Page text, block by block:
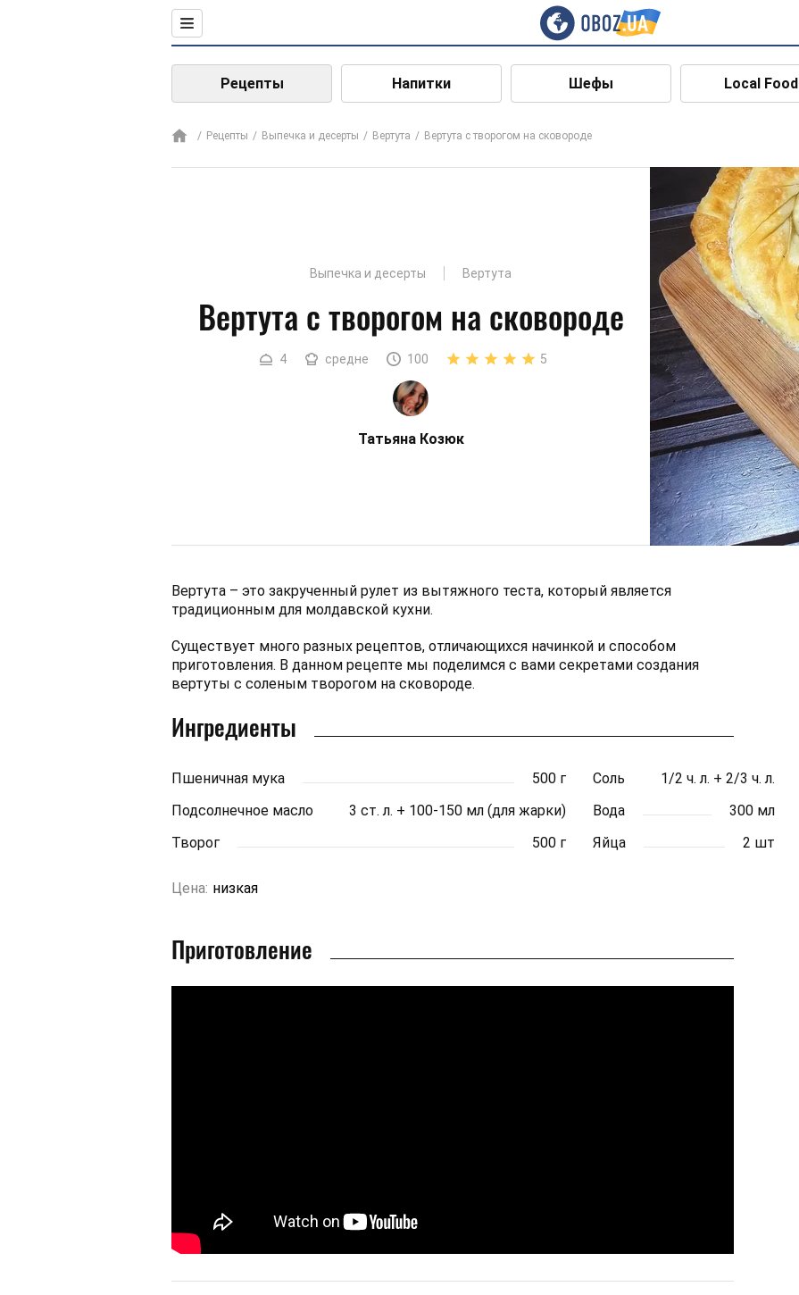
Рецепты Напитки Шефы Local Food
Рецепты Выпечка и десерты Вертута Вертута с творогом на сковороде
Выпечка и десерты Вертута
Вертута с творогом на сковороде
4 средне 100 5
Татьяна Козюк
Вертута – это закрученный рулет из вытяжного теста, который является
традиционным для молдавской кухни.
Существует много разных рецептов, отличающихся начинкой и способом
приготовления. В данном рецепте мы поделимся с вами секретами создания
вертуты с соленым творогом на сковороде.
Ингредиенты
Пшеничная мука 500 г Соль
1/2 ч. л. + 2/3 ч. л.
Подсолнечное масло
3 ст. л. + 100-150 мл (для жарки) Вода
300 мл
Творог
500 г Яйца 2 шт
Цена: низкая
Приготовление